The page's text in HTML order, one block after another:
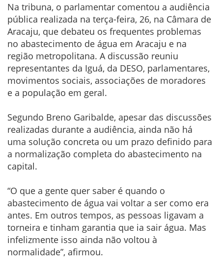
Na tribuna, o parlamentar comentou a audiência
pública realizada na terça-feira, 26, na Câmara de
Aracaju, que debateu os frequentes problemas
no abastecimento de água em Aracaju e na
região metropolitana. A discussão reuniu
representantes da Iguá, da DESO, parlamentares,
movimentos sociais, associações de moradores
e a população em geral.
Segundo Breno Garibalde, apesar das discussões
realizadas durante a audiência, ainda não há
uma solução concreta ou um prazo definido para
a normalização completa do abastecimento na
capital.
“O que a gente quer saber é quando o
abastecimento de água vai voltar a ser como era
antes. Em outros tempos, as pessoas ligavam a
torneira e tinham garantia que ia sair água. Mas
infelizmente isso ainda não voltou à
normalidade”, afirmou.